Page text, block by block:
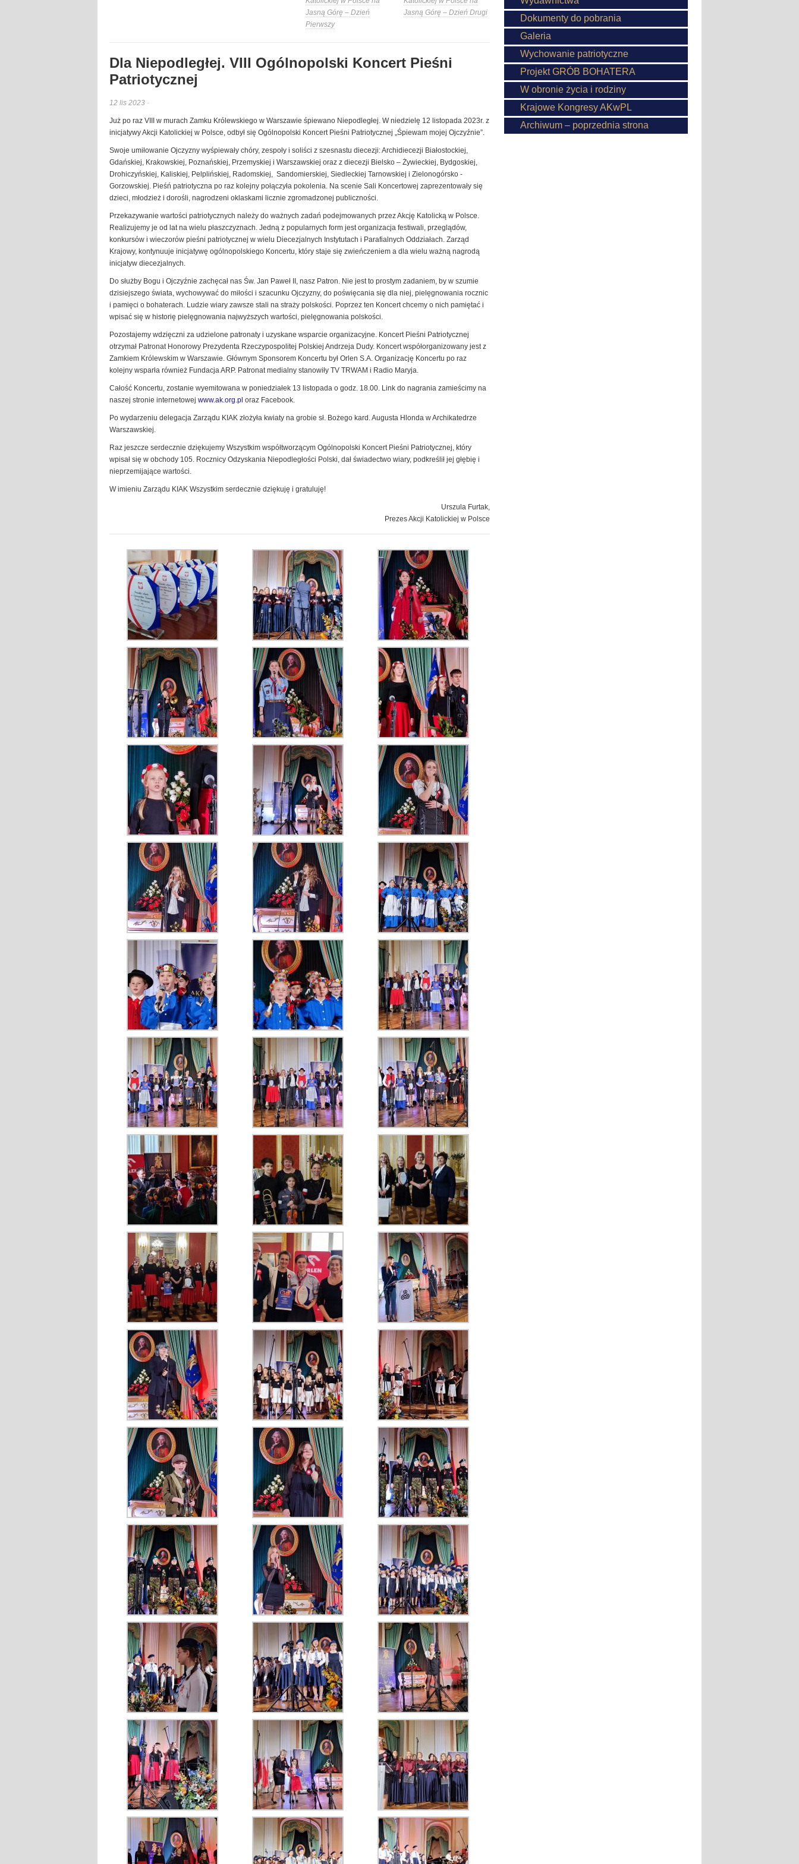
Jasną Górę – Dzień
Pierwszy
Jasną Górę – Dzień Drugi
Dla Niepodległej. VIII Ogólnopolski Koncert Pieśni
Patriotycznej
12 lis 2023 ·
Już po raz VIII w murach Zamku Królewskiego w Warszawie śpiewano Niepodległej. W niedzielę 12 listopada 2023r. z
inicjatywy Akcji Katolickiej w Polsce, odbył się Ogólnopolski Koncert Pieśni Patriotycznej „Śpiewam mojej Ojczyźnie”.
Swoje umiłowanie Ojczyzny wyśpiewały chóry, zespoły i soliści z szesnastu diecezji: Archidiecezji Białostockiej,
Gdańskiej, Krakowskiej, Poznańskiej, Przemyskiej i Warszawskiej oraz z diecezji Bielsko – Żywieckiej, Bydgoskiej,
Drohiczyńskiej, Kaliskiej, Pelplińskiej, Radomskiej, Sandomierskiej, Siedleckiej Tarnowskiej i Zielonogórsko -
Gorzowskiej. Pieśń patriotyczna po raz kolejny połączyła pokolenia. Na scenie Sali Koncertowej zaprezentowały się
dzieci, młodzież i dorośli, nagrodzeni oklaskami licznie zgromadzonej publiczności.
Przekazywanie wartości patriotycznych należy do ważnych zadań podejmowanych przez Akcję Katolicką w Polsce.
Realizujemy je od lat na wielu płaszczyznach. Jedną z popularnych form jest organizacja festiwali, przeglądów,
konkursów i wieczorów pieśni patriotycznej w wielu Diecezjalnych Instytutach i Parafialnych Oddziałach. Zarząd
Krajowy, kontynuuje inicjatywę ogólnopolskiego Koncertu, który staje się zwieńczeniem a dla wielu ważną nagrodą
inicjatyw diecezjalnych.
Do służby Bogu i Ojczyźnie zachęcał nas Św. Jan Paweł II, nasz Patron. Nie jest to prostym zadaniem, by w szumie
dzisiejszego świata, wychowywać do miłości i szacunku Ojczyzny, do poświęcania się dla niej, pielęgnowania rocznic
i pamięci o bohaterach. Ludzie wiary zawsze stali na straży polskości. Poprzez ten Koncert chcemy o nich pamiętać i
wpisać się w historię pielęgnowania najwyższych wartości, pielęgnowania polskości.
Pozostajemy wdzięczni za udzielone patronaty i uzyskane wsparcie organizacyjne. Koncert Pieśni Patriotycznej
otrzymał Patronat Honorowy Prezydenta Rzeczypospolitej Polskiej Andrzeja Dudy. Koncert współorganizowany jest z
Zamkiem Królewskim w Warszawie. Głównym Sponsorem Koncertu był Orlen S.A. Organizację Koncertu po raz
kolejny wsparła również Fundacja ARP. Patronat medialny stanowiły TV TRWAM i Radio Maryja.
Całość Koncertu, zostanie wyemitowana w poniedziałek 13 listopada o godz. 18.00. Link do nagrania zamieścimy na
naszej stronie internetowej www.ak.org.pl oraz Facebook.
Po wydarzeniu delegacja Zarządu KIAK złożyła kwiaty na grobie sł. Bożego kard. Augusta Hlonda w Archikatedrze
Warszawskiej.
Raz jeszcze serdecznie dziękujemy Wszystkim współtworzącym Ogólnopolski Koncert Pieśni Patriotycznej, który
wpisał się w obchody 105. Rocznicy Odzyskania Niepodległości Polski, dał świadectwo wiary, podkreślił jej głębię i
nieprzemijające wartości.
W imieniu Zarządu KIAK Wszystkim serdecznie dziękuję i gratuluję!
Urszula Furtak,
Prezes Akcji Katolickiej w Polsce
Dokumenty do pobrania
Galeria
Wychowanie patriotyczne
Projekt GRÓB BOHATERA
W obronie życia i rodziny
Krajowe Kongresy AKwPL
Archiwum – poprzednia strona